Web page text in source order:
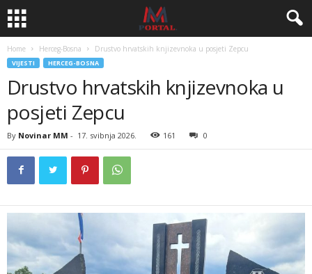
Home Herceg-Bosna Drustvo hrvatskih knjizevnoka u posjeti Zepcu
VIJESTI HERCEG-BOSNA
Drustvo hrvatskih knjizevnoka u
posjeti Zepcu
By Novinar MM - 17. svibnja 2026. 161 0